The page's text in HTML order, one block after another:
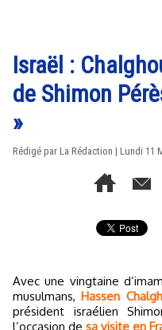
Israël :
de Shimon
»
Rédigé par La Rédaction | Lundi 11
Avec une vingtaine d’imams et de responsables associatifs
musulmans,Hassen
président israélien
l’occasion de sa visite en